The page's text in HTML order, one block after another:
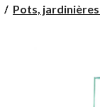
Pots, jardinières